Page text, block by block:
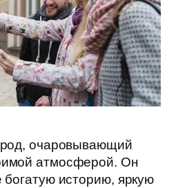
очаровывающий
атмосферой. Он
богатую историю, яркую